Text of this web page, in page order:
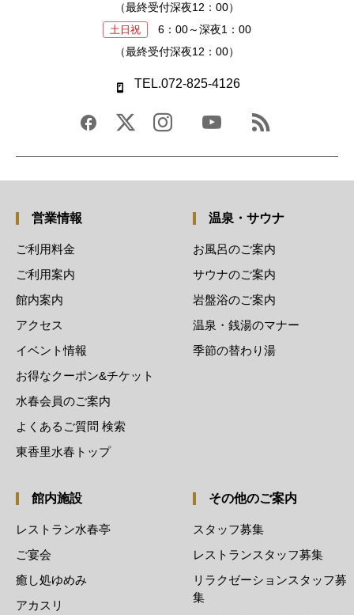
（最終受付深夜12：00）
土日祝
6：00～深夜1：00
（最終受付深夜12：00）
TEL.072-825-4126
営業情報
ご利用料金
ご利用案内
館内案内
アクセス
イベント情報
お得なクーポン&チケット
水春会員のご案内
よくあるご質問 検索
東香里水春トップ
温泉・サウナ
お風呂のご案内
サウナのご案内
岩盤浴のご案内
温泉・銭湯のマナー
季節の替わり湯
館内施設
レストラン水春亭
ご宴会
癒し処ゆめみ
アカスリ
その他のご案内
スタッフ募集
レストランスタッフ募集
リラクゼーションスタッフ募
集